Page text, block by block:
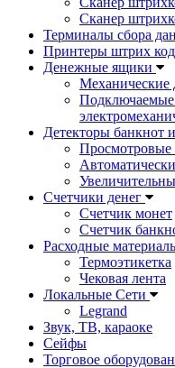
Сканер
Терминалы сбора
Принтеры штрих
Денежные ящики
Детекторы банкнот
Просмотровые
Счетчики денег
Счетчик монет
Счетчик
Расходные
Термоэтикетка
Чековая лента
Локальные Сети
Legrand
Звук, ТВ, караоке
Сейфы
Торговое